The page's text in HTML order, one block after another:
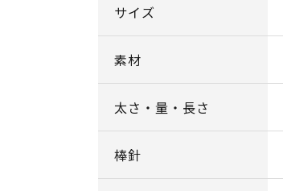
サイズ
素材
太さ・量・長さ
棒針